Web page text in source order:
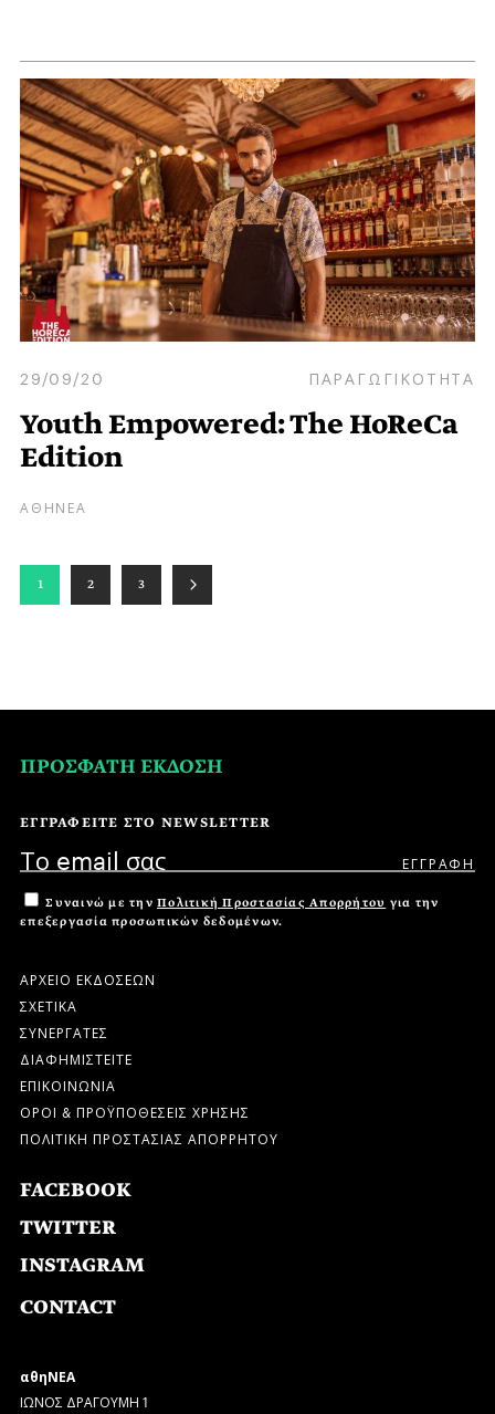
29/09/20 ΠΑΡΑΓΩΓΙΚΟΤΗΤΑ
Youth Empowered: The HoReCa
Edition
ΑΘΗΝΕΑ
1 2 3
ΠΡΟΣΦΑΤΗ ΕΚΔΟΣΗ
ΕΓΓΡΑΦΕΙΤΕ ΣΤΟ NEWSLETTER
Συναινώ με την Πολιτική Προστασίας Απορρήτου για την
επεξεργασία προσωπικών δεδομένων.
ΑΡΧΕΙΟ ΕΚΔΟΣΕΩΝ
ΣΧΕΤΙΚΑ
ΣΥΝΕΡΓΑΤΕΣ
ΔΙΑΦΗΜΙΣΤΕΙΤΕ
ΕΠΙΚΟΙΝΩΝΙΑ
ΟΡΟΙ & ΠΡΟΫΠΟΘΕΣΕΙΣ ΧΡΗΣΗΣ
ΠΟΛΙΤΙΚΗ ΠΡΟΣΤΑΣΙΑΣ ΑΠΟΡΡΗΤΟΥ
FACEBOOK
TWITTER
INSTAGRAM
CONTACT
αθηΝΕΑ
ΙΩΝΟΣ ΔΡΑΓΟΥΜΗ 1